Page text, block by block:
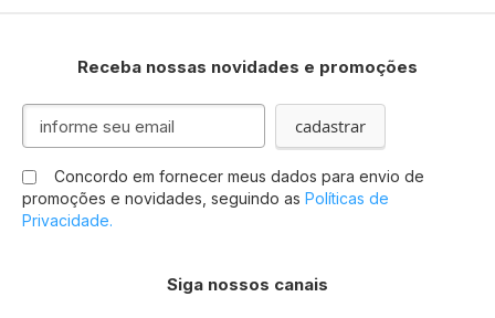
Receba nossas novidades e promoções
Inscreva-
nossa
Newsletter:
cadastrar
Concordo em fornecer meus dados para envio de
promoções e novidades, seguindo as Políticas de
Privacidade.
Siga nossos canais